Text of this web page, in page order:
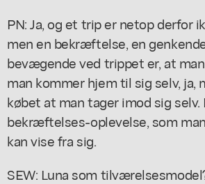
PN: Ja, og et trip er netop derfor
men en bekræftelse, en
bevægende ved trippet er, at
man kommer hjem til sig selv, ja,
købet at man tager imod sig selv.
bekræftelses-oplevelse, som
kan vise fra sig.
SEW: Luna som